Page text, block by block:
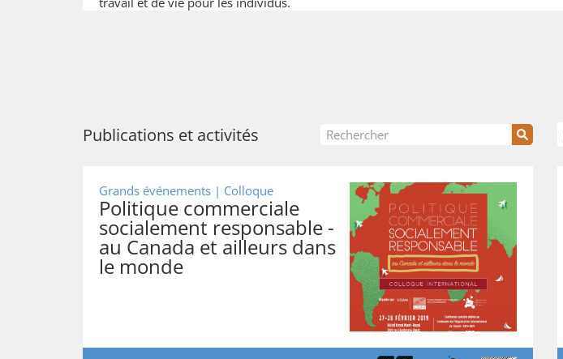
Publications et activités
Grands événements | Colloque
Politique commerciale
socialement responsable -
au Canada et ailleurs dans
le monde